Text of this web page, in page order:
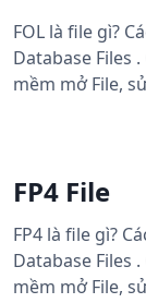
FOL là file gì?
Database Files
mềm mở File,
FP4 File
FP4 là file gì?
Database Files
mềm mở File,